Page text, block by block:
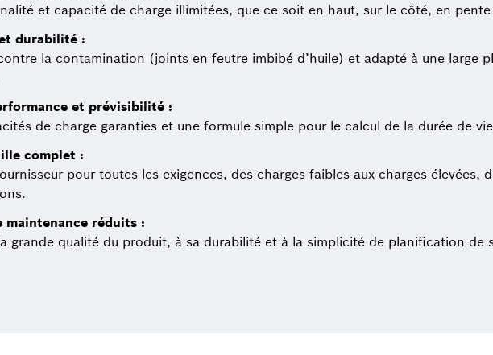
et capacité de charge illimitées, que ce soit en haut, sur le côté, en
durabilité :
la contamination (joints en feutre imbibé d’huile) et adapté à une large
et prévisibilité :
de charge garanties et une formule simple pour le calcul de la durée de
complet :
pour toutes les exigences, des charges faibles aux charges élevées,
maintenance réduits :
grande qualité du produit, à sa durabilité et à la simplicité de planification de